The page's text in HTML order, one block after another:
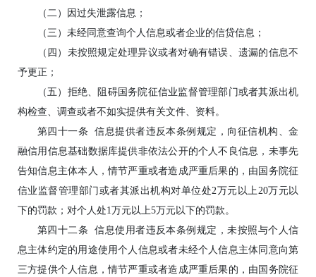
（二）因过失泄露信息；
（三）未经同意查询个人信息或者企业的信贷信息；
（四）未按照规定处理异议或者对确有错误、遗漏的信息不
予更正；
（五）拒绝、阻碍国务院征信业监督管理部门或者其派出机
构检查、调查或者不如实提供有关文件、资料。
第四十一条 信息提供者违反本条例规定，向征信机构、金
融信用信息基础数据库提供非依法公开的个人不良信息，未事先
告知信息主体本人，情节严重或者造成严重后果的，由国务院征
信业监督管理部门或者其派出机构对单位处2万元以上20万元以
下的罚款；对个人处1万元以上5万元以下的罚款。
第四十二条 信息使用者违反本条例规定，未按照与个人信
息主体约定的用途使用个人信息或者未经个人信息主体同意向第
三方提供个人信息，情节严重或者造成严重后果的，由国务院征